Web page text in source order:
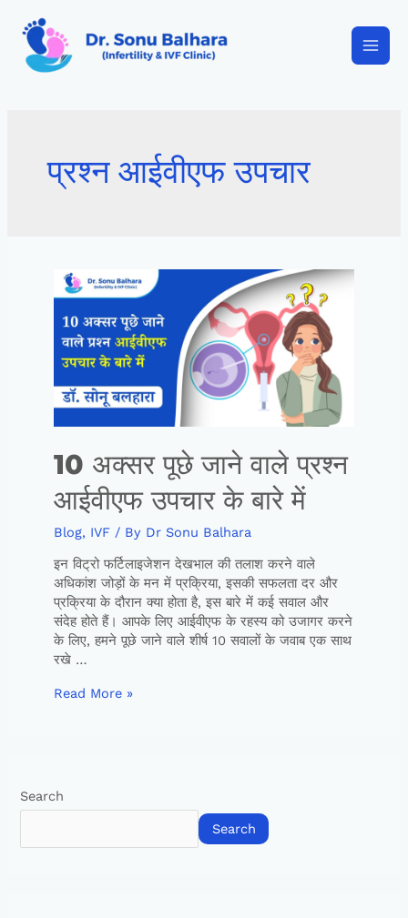
प्रश्न आईवीएफ उपचार
10 अक्सर पूछे जाने वाले प्रश्न
आईवीएफ उपचार के बारे में
Blog, IVF/ By Dr Sonu Balhara
इन विट्रो फर्टिलाइजेशन देखभाल की तलाश करने वाले
अधिकांश जोड़ों के मन में प्रक्रिया, इसकी सफलता दर और
प्रक्रिया के दौरान क्या होता है, इस बारे में कई सवाल और
संदेह होते हैं। आपके लिए आईवीएफ के रहस्य को उजागर करने
के लिए, हमने पूछे जाने वाले शीर्ष 10 सवालों के जवाब एक साथ
रखे …
Read More »
Search
Search